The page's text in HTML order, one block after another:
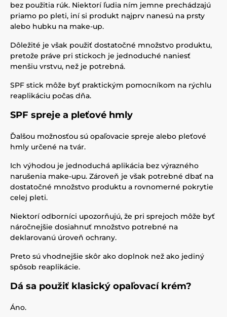
bez použitia rúk. Niektorí ľudia ním jemne prechádzajú
priamo po pleti, iní si produkt najprv nanesú na prsty
alebo hubku na make-up.
Dôležité je však použiť dostatočné množstvo produktu,
pretože práve pri stickoch je jednoduché naniesť
menšiu vrstvu, než je potrebná.
SPF stick môže byť praktickým pomocníkom na rýchlu
reaplikáciu počas dňa.
SPF spreje a pleťové hmly
Ďalšou možnosťou sú opaľovacie spreje alebo pleťové
hmly určené na tvár.
Ich výhodou je jednoduchá aplikácia bez výrazného
narušenia make-upu. Zároveň je však potrebné dbať na
dostatočné množstvo produktu a rovnomerné pokrytie
celej pleti.
Niektorí odborníci upozorňujú, že pri sprejoch môže byť
náročnejšie dosiahnuť množstvo potrebné na
deklarovanú úroveň ochrany.
Preto sú vhodnejšie skôr ako doplnok než ako jediný
spôsob reaplikácie.
Dá sa použiť klasický opaľovací krém?
Áno.